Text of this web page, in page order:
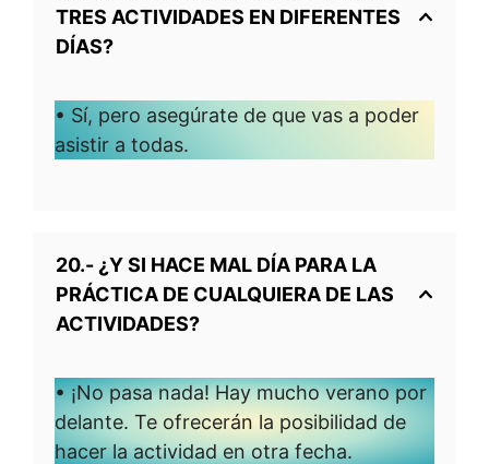
TRES ACTIVIDADES EN DIFERENTES
DÍAS?
• Sí, pero asegúrate de que vas a poder
asistir a todas.
20.- ¿Y SI HACE MAL DÍA PARA LA
PRÁCTICA DE CUALQUIERA DE LAS
ACTIVIDADES?
• ¡No pasa nada! Hay mucho verano por
delante. Te ofrecerán la posibilidad de
hacer la actividad en otra fecha.